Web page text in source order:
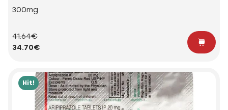
300mg
41.64€
34.70€
Hit!